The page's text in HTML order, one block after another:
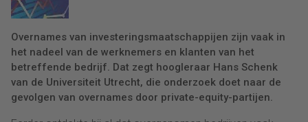
Overnames van investeringsmaatschappijen zijn vaak in
het nadeel van de werknemers en klanten van het
betreffende bedrijf. Dat zegt hoogleraar Hans Schenk
van de Universiteit Utrecht, die onderzoek doet naar de
gevolgen van overnames door private-equity-partijen.